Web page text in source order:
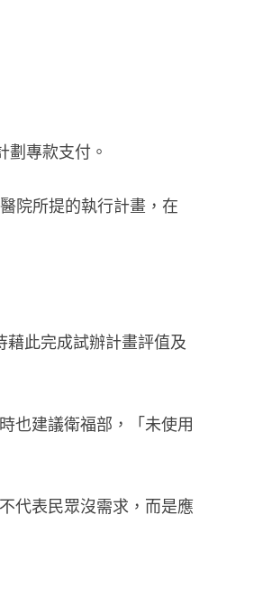
專款支付。
院所提的執行計畫，在
此完成試辦計畫評值及
也建議衛福部，「未使用
代表民眾沒需求，而是應